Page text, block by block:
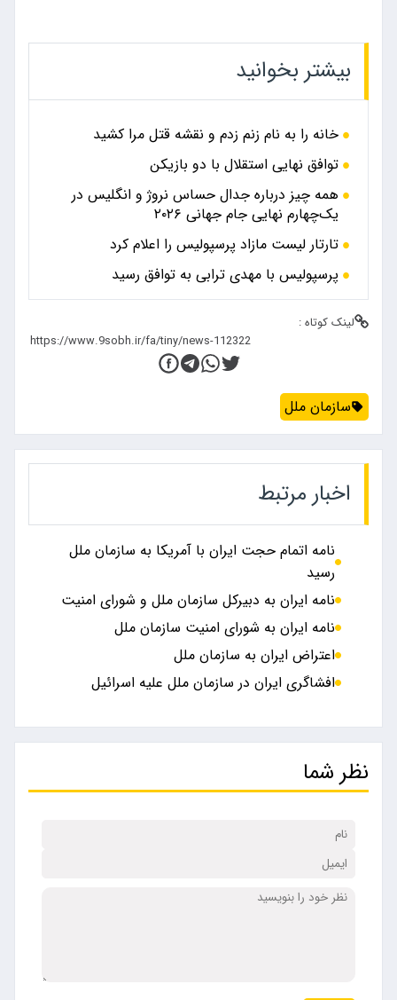
بیشتر بخوانید
خانه را به نام زنم زدم و نقشه قتل مرا کشید
توافق نهایی استقلال با دو بازیکن
همه چیز درباره جدال حساس نروژ و انگلیس در
یک‌چهارم نهایی جام جهانی ۲۰۲۶
تارتار لیست مازاد پرسپولیس را اعلام کرد
پرسپولیس با مهدی ترابی به توافق رسید
لینک کوتاه :
سازمان ملل
اخبار مرتبط
نامه اتمام حجت ایران با آمریکا به سازمان ملل
رسید
نامه ایران به دبیرکل سازمان ملل و شورای امنیت
نامه ایران به شورای امنیت سازمان ملل
اعتراض ایران به سازمان ملل
افشاگری ایران در سازمان ملل علیه اسرائیل
نظر شما